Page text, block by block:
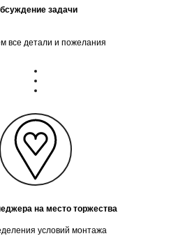
задачи
все детали и пожелания
на место торжества
условий монтажа